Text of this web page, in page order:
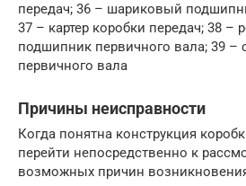
передач; 36 – шариковый
37 – картер коробки передач; 38 –
подшипник первичного вала; 39 –
первичного вала
Причины неисправности
Когда понятна конструкция
перейти непосредственно к
возможных причин